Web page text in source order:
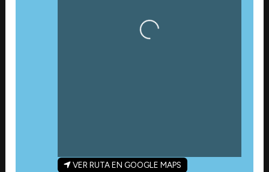
Cargando…
VER RUTA EN GOOGLE MAPS